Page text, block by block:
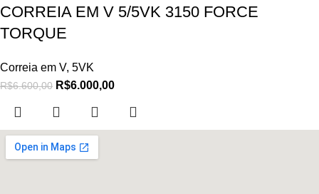
CORREIA EM V 5/5VK 3150 FORCE
TORQUE
Correia em V, 5VK
R$6.600,00 R$6.000,00